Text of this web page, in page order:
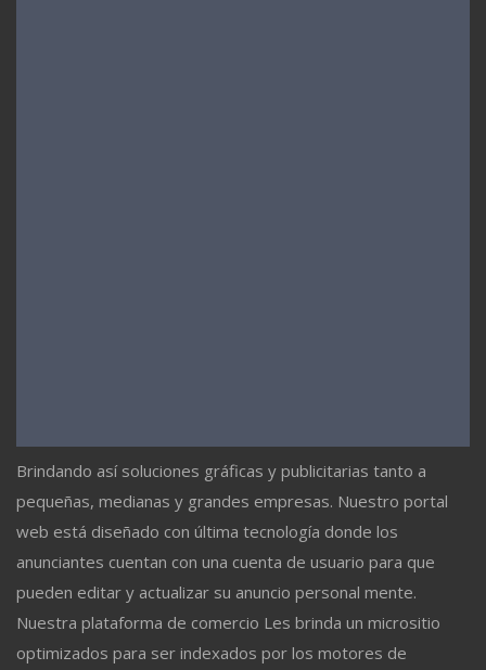
Brindando así soluciones gráficas y publicitarias tanto a
pequeñas, medianas y grandes empresas. Nuestro portal
web está diseñado con última tecnología donde los
anunciantes cuentan con una cuenta de usuario para que
pueden editar y actualizar su anuncio personal mente.
Nuestra plataforma de comercio Les brinda un micrositio
optimizados para ser indexados por los motores de